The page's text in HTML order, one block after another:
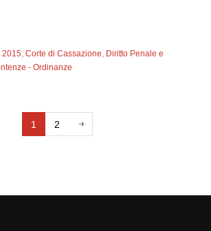
2015,Corte di Cassazione, Diritto Penale e
- Ordinanze
1 2